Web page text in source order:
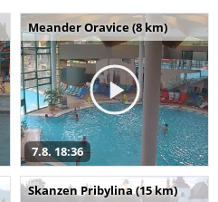
Meander Oravice (8 km)
7.8. 18:36
Skanzen Pribylina (15 km)